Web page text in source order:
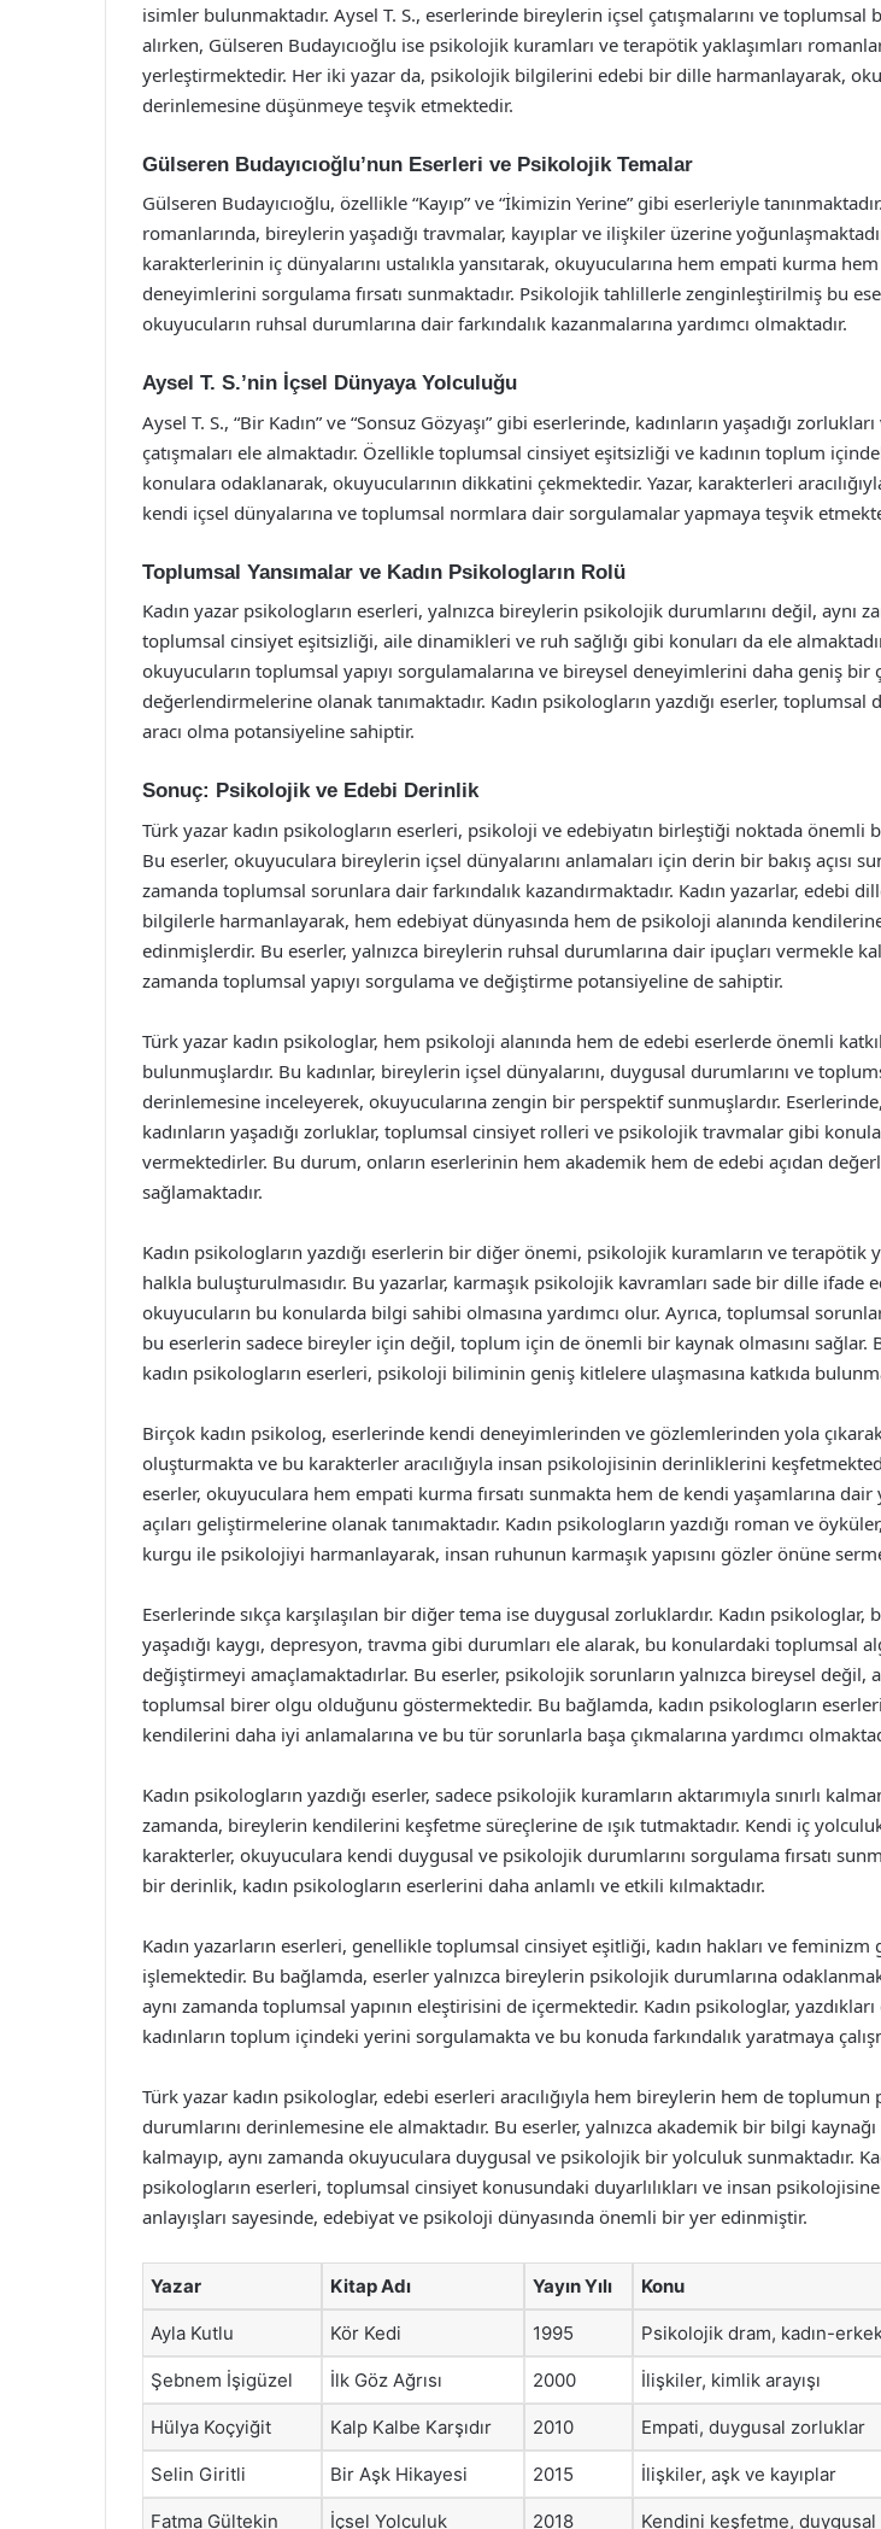
isimler bulunmaktadır. Aysel T. S., eserlerinde bireylerin içsel çatışmalarını ve toplumsal
alırken, Gülseren Budayıcıoğlu ise psikolojik kuramları ve terapötik yaklaşımları
yerleştirmektedir. Her iki yazar da, psikolojik bilgilerini edebi bir dille harmanlayarak,
derinlemesine düşünmeye teşvik etmektedir.
Gülseren Budayıcıoğlu’nun Eserleri ve Psikolojik Temalar
Gülseren Budayıcıoğlu, özellikle “Kayıp” ve “İkimizin Yerine” gibi eserleriyle
romanlarında, bireylerin yaşadığı travmalar, kayıplar ve ilişkiler üzerine
karakterlerinin iç dünyalarını ustalıkla yansıtarak, okuyucularına hem empati kurma
deneyimlerini sorgulama fırsatı sunmaktadır. Psikolojik tahlillerle zenginleştirilmiş bu
okuyucuların ruhsal durumlarına dair farkındalık kazanmalarına yardımcı olmaktadır.
Aysel T. S.’nin İçsel Dünyaya Yolculuğu
Aysel T. S., “Bir Kadın” ve “Sonsuz Gözyaşı” gibi eserlerinde, kadınların yaşadığı
çatışmaları ele almaktadır. Özellikle toplumsal cinsiyet eşitsizliği ve kadının toplum
konulara odaklanarak, okuyucularının dikkatini çekmektedir. Yazar, karakterleri
kendi içsel dünyalarına ve toplumsal normlara dair sorgulamalar yapmaya teşvik
Toplumsal Yansımalar ve Kadın Psikologların Rolü
Kadın yazar psikologların eserleri, yalnızca bireylerin psikolojik durumlarını değil, aynı
toplumsal cinsiyet eşitsizliği, aile dinamikleri ve ruh sağlığı gibi konuları da ele
okuyucuların toplumsal yapıyı sorgulamalarına ve bireysel deneyimlerini daha geniş bir
değerlendirmelerine olanak tanımaktadır. Kadın psikologların yazdığı eserler, toplumsal
aracı olma potansiyeline sahiptir.
Sonuç: Psikolojik ve Edebi Derinlik
Türk yazar kadın psikologların eserleri, psikoloji ve edebiyatın birleştiği noktada önemli
Bu eserler, okuyuculara bireylerin içsel dünyalarını anlamaları için derin bir bakış açısı
zamanda toplumsal sorunlara dair farkındalık kazandırmaktadır. Kadın yazarlar, edebi
bilgilerle harmanlayarak, hem edebiyat dünyasında hem de psikoloji alanında
edinmişlerdir. Bu eserler, yalnızca bireylerin ruhsal durumlarına dair ipuçları vermekle
zamanda toplumsal yapıyı sorgulama ve değiştirme potansiyeline de sahiptir.
Türk yazar kadın psikologlar, hem psikoloji alanında hem de edebi eserlerde önemli
bulunmuşlardır. Bu kadınlar, bireylerin içsel dünyalarını, duygusal durumlarını ve
derinlemesine inceleyerek, okuyucularına zengin bir perspektif sunmuşlardır.
kadınların yaşadığı zorluklar, toplumsal cinsiyet rolleri ve psikolojik travmalar gibi
vermektedirler. Bu durum, onların eserlerinin hem akademik hem de edebi açıdan
sağlamaktadır.
Kadın psikologların yazdığı eserlerin bir diğer önemi, psikolojik kuramların ve terapötik
halkla buluşturulmasıdır. Bu yazarlar, karmaşık psikolojik kavramları sade bir dille ifade
okuyucuların bu konularda bilgi sahibi olmasına yardımcı olur. Ayrıca, toplumsal
bu eserlerin sadece bireyler için değil, toplum için de önemli bir kaynak olmasını sağlar.
kadın psikologların eserleri, psikoloji biliminin geniş kitlelere ulaşmasına katkıda
Birçok kadın psikolog, eserlerinde kendi deneyimlerinden ve gözlemlerinden yola
oluşturmakta ve bu karakterler aracılığıyla insan psikolojisinin derinliklerini
eserler, okuyuculara hem empati kurma fırsatı sunmakta hem de kendi yaşamlarına dair
açıları geliştirmelerine olanak tanımaktadır. Kadın psikologların yazdığı roman ve
kurgu ile psikolojiyi harmanlayarak, insan ruhunun karmaşık yapısını gözler önüne
Eserlerinde sıkça karşılaşılan bir diğer tema ise duygusal zorluklardır. Kadın psikologlar,
yaşadığı kaygı, depresyon, travma gibi durumları ele alarak, bu konulardaki toplumsal
değiştirmeyi amaçlamaktadırlar. Bu eserler, psikolojik sorunların yalnızca bireysel değil,
toplumsal birer olgu olduğunu göstermektedir. Bu bağlamda, kadın psikologların
kendilerini daha iyi anlamalarına ve bu tür sorunlarla başa çıkmalarına yardımcı
Kadın psikologların yazdığı eserler, sadece psikolojik kuramların aktarımıyla sınırlı
zamanda, bireylerin kendilerini keşfetme süreçlerine de ışık tutmaktadır. Kendi iç
karakterler, okuyuculara kendi duygusal ve psikolojik durumlarını sorgulama fırsatı
bir derinlik, kadın psikologların eserlerini daha anlamlı ve etkili kılmaktadır.
Kadın yazarların eserleri, genellikle toplumsal cinsiyet eşitliği, kadın hakları ve feminizm
işlemektedir. Bu bağlamda, eserler yalnızca bireylerin psikolojik durumlarına
aynı zamanda toplumsal yapının eleştirisini de içermektedir. Kadın psikologlar,
kadınların toplum içindeki yerini sorgulamakta ve bu konuda farkındalık yaratmaya
Türk yazar kadın psikologlar, edebi eserleri aracılığıyla hem bireylerin hem de toplumun
durumlarını derinlemesine ele almaktadır. Bu eserler, yalnızca akademik bir bilgi
kalmayıp, aynı zamanda okuyuculara duygusal ve psikolojik bir yolculuk sunmaktadır.
psikologların eserleri, toplumsal cinsiyet konusundaki duyarlılıkları ve insan
anlayışları sayesinde, edebiyat ve psikoloji dünyasında önemli bir yer edinmiştir.
Yazar Kitap Adı Yayın Yılı Konu
Ayla Kutlu Kör Kedi 1995 Psikolojik dram, kadın-
Şebnem İşigüzel İlk Göz Ağrısı 2000 İlişkiler, kimlik arayışı
Hülya Koçyiğit Kalp Kalbe Karşıdır 2010 Empati, duygusal zorluklar
Selin Giritli Bir Aşk Hikayesi 2015 İlişkiler, aşk ve kayıplar
Fatma Gültekin İçsel Yolculuk 2018 Kendini keşfetme,